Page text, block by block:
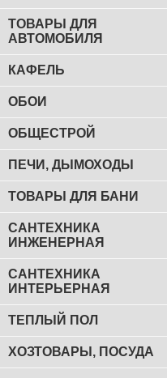
ТОВАРЫ ДЛЯ
АВТОМОБИЛЯ
КАФЕЛЬ
ОБОИ
ОБЩЕСТРОЙ
ПЕЧИ, ДЫМОХОДЫ
ТОВАРЫ ДЛЯ БАНИ
САНТЕХНИКА
ИНЖЕНЕРНАЯ
САНТЕХНИКА
ИНТЕРЬЕРНАЯ
ТЕПЛЫЙ ПОЛ
ХОЗТОВАРЫ, ПОСУДА